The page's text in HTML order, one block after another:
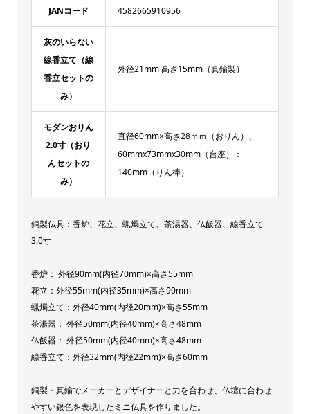
銅製仏具：香炉、花立、蝋燭立て、茶湯器、仏飯器、線香立て
3.0寸
香炉： 外径90mm(内径70mm)×高さ55mm
花立：外径55mm(内径35mm)×高さ90mm
蝋燭立て：外径40mm(内径20mm)×高さ55mm
茶湯器： 外径50mm(内径40mm)×高さ48mm
仏飯器： 外径50mm(内径40mm)×高さ48mm
線香立て：外径32mm(内径22mm)×高さ60mm
銅製・真鍮でメーカーとデザイナーと力を合わせ、仏壇に合わせ
やすい銀色を表現したミニ仏具を作りました。
JANコード 4582665910956
灰のいらない
線香立て（線
香立セットの
み）
外径21mm 高さ15mm（真鍮製）
モダンおりん
2.0寸（おり
んセットの
み）
直径60mm×高さ28ｍｍ（おりん）、
60mmx73mmx30mm（台座）：
140mm（りん棒）